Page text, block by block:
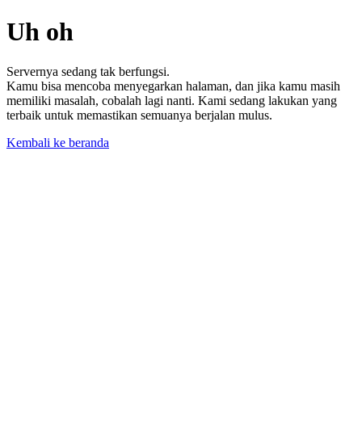
Uh oh
Servernya sedang tak berfungsi.
Kamu bisa mencoba menyegarkan halaman, dan jika kamu masih
memiliki masalah, cobalah lagi nanti. Kami sedang lakukan yang
terbaik untuk memastikan semuanya berjalan mulus.
Kembali ke beranda